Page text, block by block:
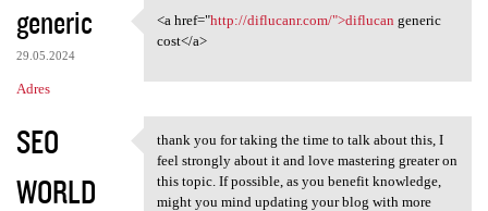
generic
29.05.2024
Adres
<a href="http://diflucanr.com
<a href="http://diflucanr.com/">diflucan generic
cost</a>
SEO
WORLD
thank you for taking the time
thank you for taking the time to talk about this, I
feel strongly about it and love mastering greater on
this topic. If possible, as you benefit knowledge,
might you mind updating your blog with more